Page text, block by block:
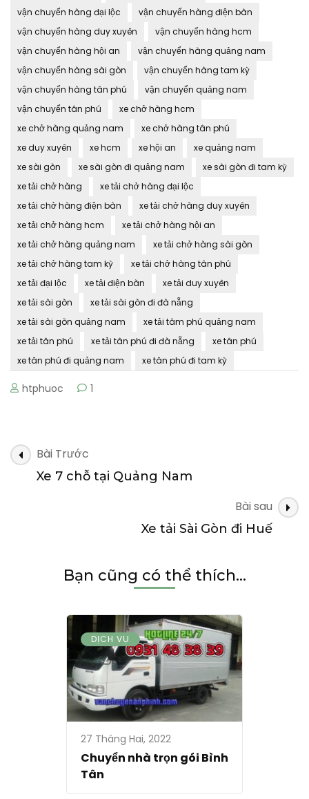
vận chuyển hàng đại lộc
vận chuyển hàng điện bàn
vận chuyển hàng duy xuyên
vận chuyển hàng hcm
vận chuyển hàng hội an
vận chuyển hàng quảng nam
vận chuyển hàng sài gòn
vận chuyển hàng tam kỳ
vận chuyển hàng tân phú
vận chuyển quảng nam
vận chuyển tân phú
xe chở hàng hcm
xe chở hàng quảng nam
xe chở hàng tân phú
xe duy xuyên
xe hcm xe hội an
xe quảng nam
xe sài gòn
xe sài gòn đi quảng nam
xe sài gòn đi tam kỳ
xe tải chở hàng
xe tải chở hàng đại lộc
xe tải chở hàng điện bàn
xe tải chở hàng duy xuyên
xe tải chở hàng hcm
xe tải chở hàng hội an
xe tải chở hàng quảng nam
xe tải chở hàng sài gòn
xe tải chở hàng tam kỳ
xe tải chở hàng tân phú
xe tải đại lộc
xe tải điện bàn
xe tải duy xuyên
xe tải sài gòn
xe tải sài gòn đi đà nẵng
xe tải sài gòn quảng nam
xe tải tâm phú quảng nam
xe tải tân phú
xe tải tân phú đi đà nẵng
xe tân phú
xe tân phú đi quảng nam
xe tân phú đi tam kỳ
htphuoc 1
Điều
hướng
Bài Trước
Xe 7 chỗ tại Quảng Nam
Bài sau
Xe tải Sài Gòn đi Huế
Bạn cũng có thể thích...
DỊCH VỤ
27 Tháng Hai, 2022
Chuyển nhà trọn gói Bình
Tân